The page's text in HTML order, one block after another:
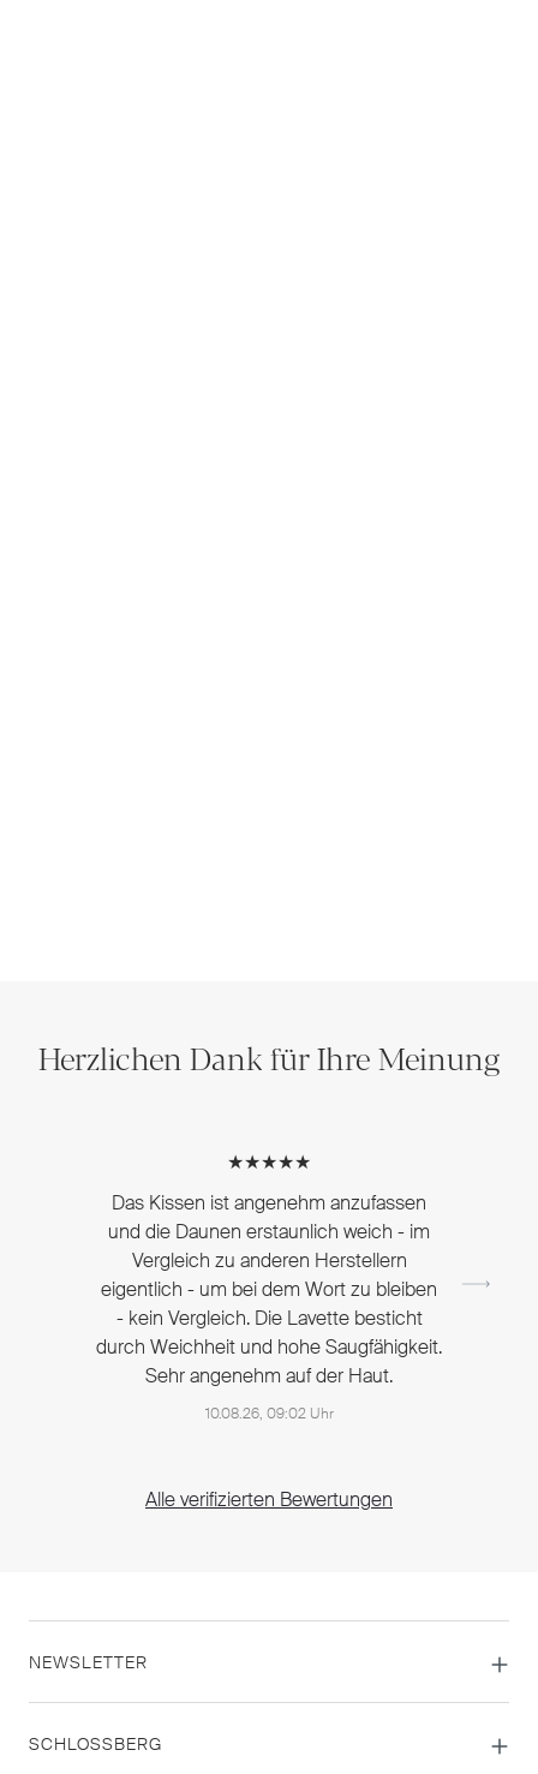
Herzlichen Dank für Ihre Meinung
★★★★★
Das Kissen ist angenehm anzufassen
und die Daunen erstaunlich weich - im
Vergleich zu anderen Herstellern
eigentlich - um bei dem Wort zu bleiben
- kein Vergleich. Die Lavette besticht
durch Weichheit und hohe Saugfähigkeit.
Sehr angenehm auf der Haut.
10.08.26, 09:02 Uhr
Alle verifizierten Bewertungen
NEWSLETTER
SCHLOSSBERG